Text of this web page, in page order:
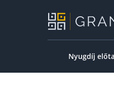
Nyugdíj